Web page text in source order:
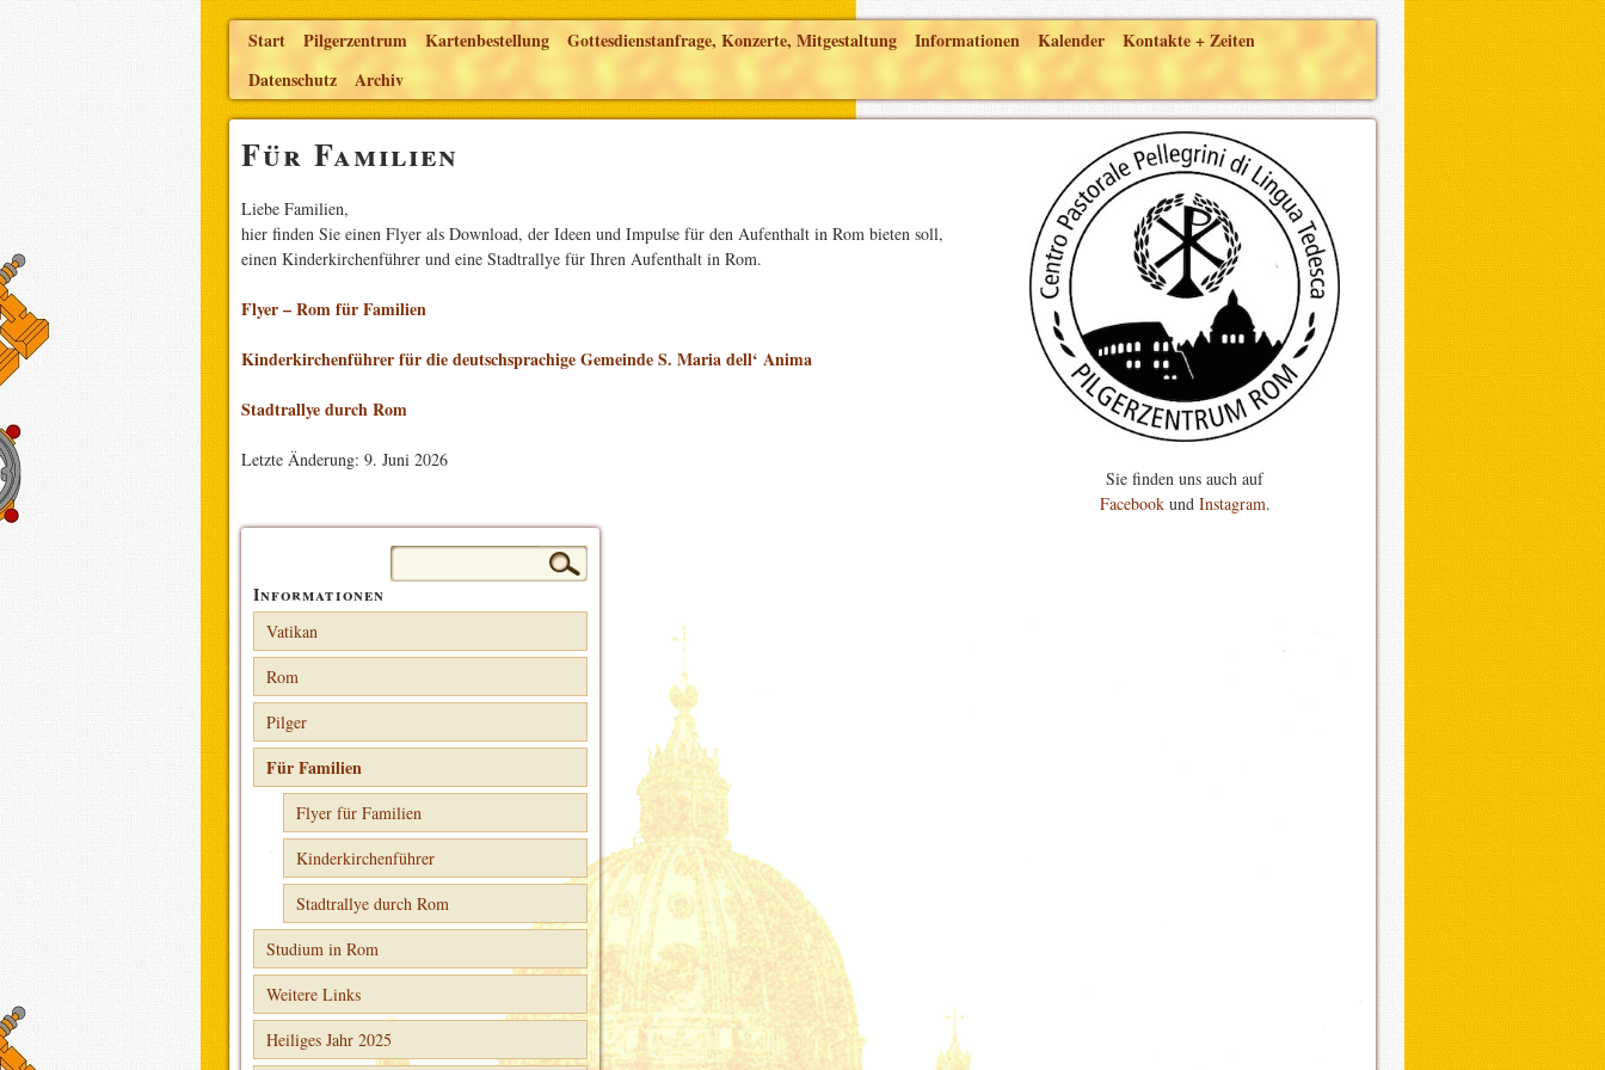
Start Pilgerzentrum Kartenbestellung Gottesdienstanfrage, Konzerte, Mitgestaltung Informationen Kalender
Kontakte + Zeiten
Datenschutz
Archiv
Für Familien
Liebe Familien,
hier finden Sie einen Flyer als Download, der Ideen und Impulse für den Aufenthalt in Rom bieten soll,
einen Kinderkirchenführer und eine Stadtrallye für Ihren Aufenthalt in Rom.
Flyer – Rom für Familien
Kinderkirchenführer für die deutschsprachige Gemeinde S. Maria dell‘ Anima
Stadtrallye durch Rom
Letzte Änderung: 9. Juni 2026
Sie finden uns auch auf
Facebookund Instagram.
Suchen
Informationen
Vatikan
Rom
Pilger
Für Familien
Flyer für Familien
Kinderkirchenführer
Stadtrallye durch Rom
Studium in Rom
Weitere Links
Heiliges Jahr 2025